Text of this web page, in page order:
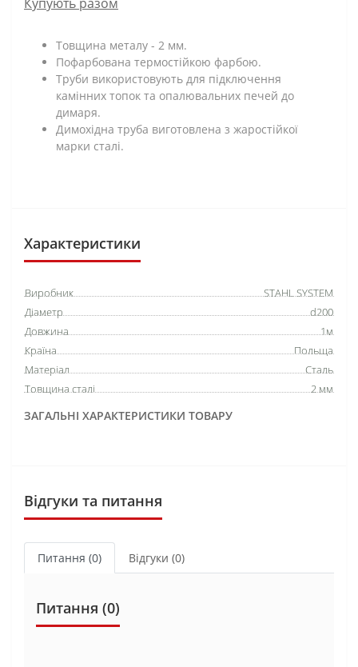
Товщина металу - 2 мм.
Пофарбована термостійкою фарбою.
Труби використовують для підключення
камінних топок та опалювальних печей до
димаря.
Димохідна труба виготовлена з жаростійкої
марки сталі.
Характеристики
ЗАГАЛЬНІ ХАРАКТЕРИСТИКИ ТОВАРУ
Виробник
STAHL SYSTEM
Діаметр
d200
Довжина
1м
Країна
Польща
Матеріал
Сталь
Товщина сталі
2 мм
Відгуки та питання
Питання (0) Відгуки (0)
Питання (0)